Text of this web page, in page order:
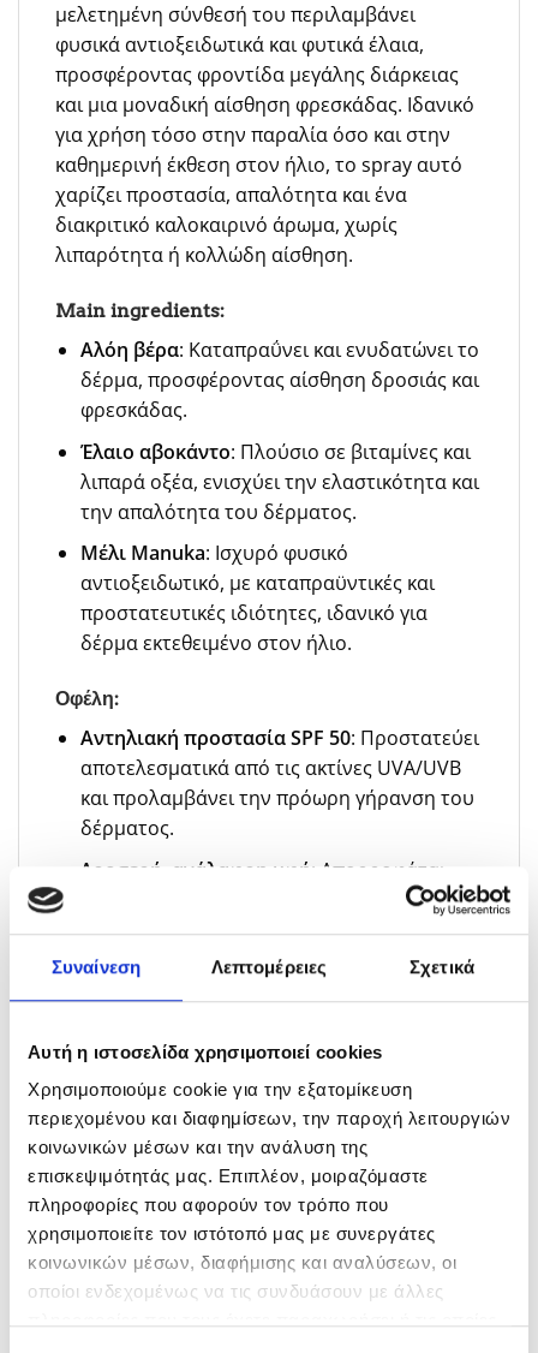
Συναίνεση Λεπτομέρειες Σχετικά
Αυτή η ιστοσελίδα χρησιμοποιεί cookies
Χρησιμοποιούμε cookie για την εξατομίκευση
περιεχομένου και διαφημίσεων, την παροχή λειτουργιών
κοινωνικών μέσων και την ανάλυση της
επισκεψιμότητάς μας. Επιπλέον, μοιραζόμαστε
πληροφορίες που αφορούν τον τρόπο που
χρησιμοποιείτε τον ιστότοπό μας με συνεργάτες
κοινωνικών μέσων, διαφήμισης και αναλύσεων, οι
οποίοι ενδεχομένως να τις συνδυάσουν με άλλες
μελετημένη σύνθεσή του περιλαμβάνει
φυσικά αντιοξειδωτικά και φυτικά έλαια,
προσφέροντας φροντίδα μεγάλης διάρκειας
και μια μοναδική αίσθηση φρεσκάδας. Ιδανικό
για χρήση τόσο στην παραλία όσο και στην
καθημερινή έκθεση στον ήλιο, το spray αυτό
χαρίζει προστασία, απαλότητα και ένα
διακριτικό καλοκαιρινό άρωμα, χωρίς
λιπαρότητα ή κολλώδη αίσθηση.
Main ingredients:
Αλόη βέρα: Καταπραΰνει και ενυδατώνει το
δέρμα, προσφέροντας αίσθηση δροσιάς και
φρεσκάδας.
Έλαιο αβοκάντο: Πλούσιο σε βιταμίνες και
λιπαρά οξέα, ενισχύει την ελαστικότητα και
την απαλότητα του δέρματος.
Μέλι Manuka: Ισχυρό φυσικό
αντιοξειδωτικό, με καταπραϋντικές και
προστατευτικές ιδιότητες, ιδανικό για
δέρμα εκτεθειμένο στον ήλιο.
Οφέλη:
Αντηλιακή προστασία SPF 50: Προστατεύει
αποτελεσματικά από τις ακτίνες UVA/UVB
και προλαμβάνει την πρόωρη γήρανση του
δέρματος.
Δροσερή, ανάλαφρη υφή: Απορροφάται
γρήγορα χωρίς να βαραίνει ή να κολλάει.
Ενυδάτωση & απαλότητα: Διατηρεί την
υγρασία του δέρματος, προσφέροντας
βελούδινη υφή ακόμα και μετά από ώρες
στα μαλλιά, προσφέροντας ελαφριά
ενυδάτωση και αντηλιακή προστασία στην
τρίχα.
Tips for applying:
Ψεκάστε ομοιόμορφα σε καθαρό, στεγνό
δέρμα πριν από την έκθεση στον ήλιο.
Επαναλάβετε συχνά, ιδιαίτερα μετά το